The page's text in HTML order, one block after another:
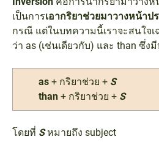
เป็นการเอากริยาช่วยมาวางหน้าป
กรณี แต่ในบทความนี้เราจะสนใจเ
ว่า as (เช่นเดียวกับ) และ than ซึ่ง
as + กริยาช่วย + S
than + กริยาช่วย + S
โดยที่ Sหมายถึง subject